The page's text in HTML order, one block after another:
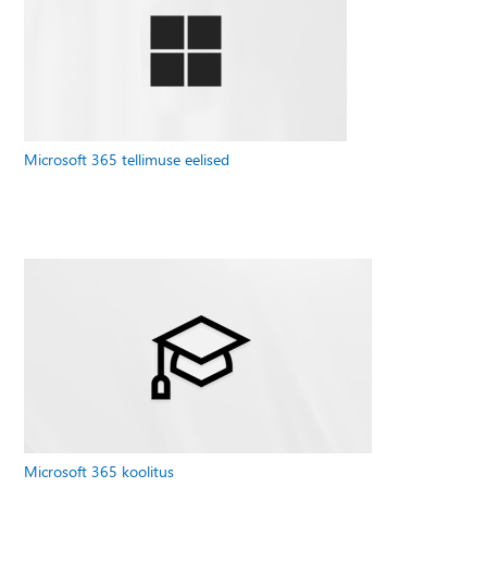
Microsoft 365 tellimuse eelised
Microsoft 365 koolitus